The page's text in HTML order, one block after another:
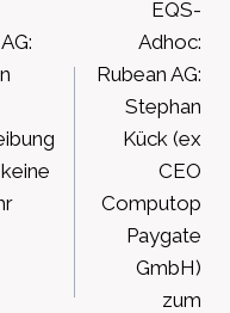
EQS-
Adhoc:
Rubean AG:
Stephan
Kück (ex
CEO
Computop
Paygate
GmbH)
zum